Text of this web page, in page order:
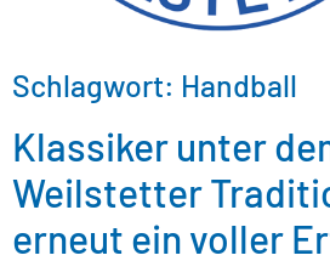
Schlagwort: Handball
Klassiker unter
Weilstetter
erneut ein voller